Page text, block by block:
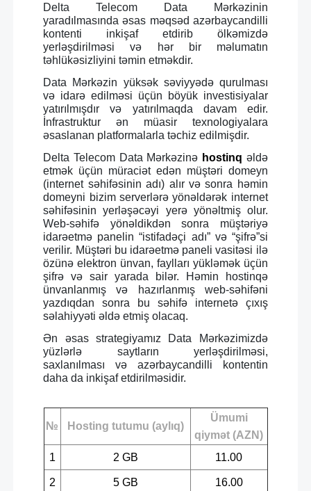
Delta Telecom Data Mərkəzinin
yaradılmasında əsas məqsəd azərbaycandilli
kontenti inkişaf etdirib ölkəmizdə
yerləşdirilməsi və hər bir məlumatın
təhlükəsizliyini təmin etməkdir.
Data Mərkəzin yüksək səviyyədə qurulması
və idarə edilməsi üçün böyük investisiyalar
yatırılmışdır və yatırılmaqda davam edir.
İnfrastruktur ən müasir texnologiyalara
əsaslanan platformalarla təchiz edilmişdir.
Delta Telecom Data Mərkəzinə hostinq əldə
etmək üçün müraciət edən müştəri domeyn
(internet səhifəsinin adı) alır və sonra həmin
domeyni bizim serverlərə yönəldərək internet
səhifəsinin yerləşəcəyi yerə yönəltmiş olur.
Web-səhifə yönəldikdən sonra müştəriyə
idarəetmə panelin “istifadəçi adı” və “şifrə”si
verilir. Müştəri bu idarəetmə paneli vasitəsi ilə
özünə elektron ünvan, faylları yükləmək üçün
şifrə və sair yarada bilər. Həmin hostinqə
ünvanlanmış və hazırlanmış web-səhifəni
yazdıqdan sonra bu səhifə internetə çıxış
səlahiyyəti əldə etmiş olacaq.
Ən əsas strategiyamız Data Mərkəzimizdə
yüzlərlə saytların yerləşdirilməsi,
saxlanılması və azərbaycandilli kontentin
daha da inkişaf etdirilməsidir.
№ Hosting tutumu (aylıq)
Ümumi
qiymət (AZN)
1
2 GB 11.00
2 5 GB 16.00